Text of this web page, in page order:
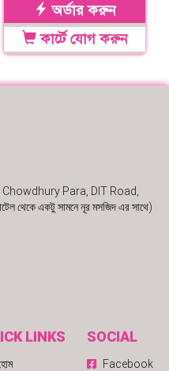
অর্ডার করুন
কার্টে যোগ করুন
Para, DIT Road,
একটু সামনে নূর মসজিদ এর সাথে)
LINKS SOCIAL
Facebook